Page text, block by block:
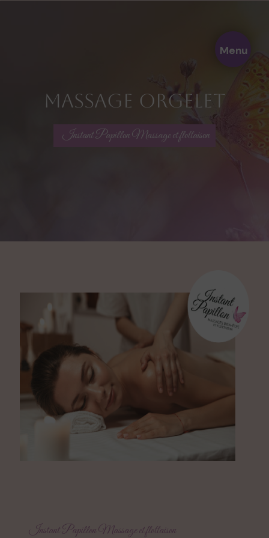
Menu
massage Orgelet
Instant Papillon Massage et flottaison
Instant Papillon Massage et flottaison